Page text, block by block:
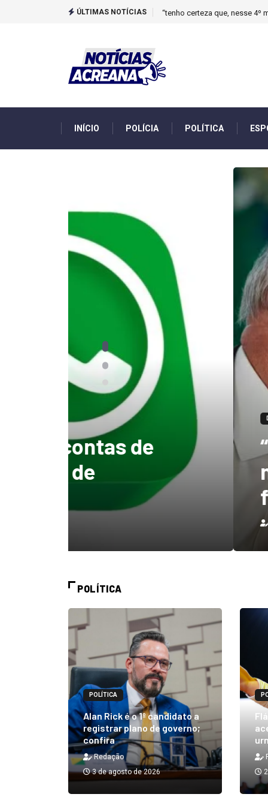
ÚLTIMAS NOTÍCIAS Novo boletim indica El Niño
INÍCIO POLÍCIA POLÍTICA
DESTAQUES
“tenho certeza
mandato, Lula
ficar no
POLÍTICA
POLÍTICA
Alan Rick é o 1º candidato a
registrar plano de governo;
confira
Redação
3 de agosto de 2026